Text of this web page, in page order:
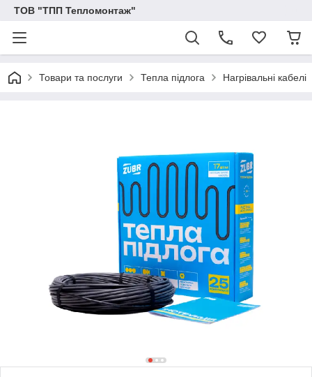
ТОВ "ТПП Тепломонтаж"
Товари та послуги Тепла підлога Нагрівальні кабелі